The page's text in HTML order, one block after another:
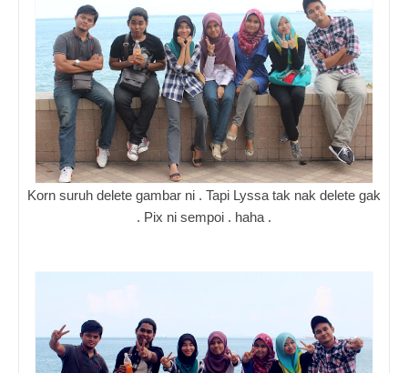
Korn suruh delete gambar ni . Tapi Lyssa tak nak delete gak
. Pix ni sempoi . haha .